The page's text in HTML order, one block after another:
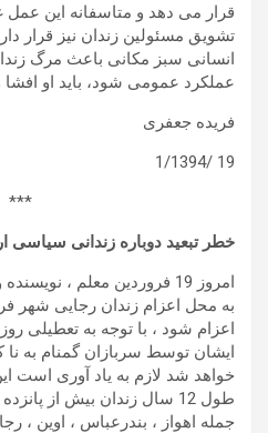
قرار می دهد و متاسفانه این عمل
تشویق مسئولین زندان نیز قرار
انسانی سبز مکانی باعث مرگ
عملکرد عمومی شود، باید او افشا
فریده جعفری
19 /1/1394
***
خطر تبعید دوباره زندانی سیاسی
امروز 19 فروردین معلم ،
به محل اعزام زندان رجایی شهر
اعزام شود ، با توجه به تعطیلی
ایشان توسط سربازان گمنام به نا
خواهد شد لازم به یاد آوری است
طول 12 سال زندان بیش از
جمله اهواز ، بندرعباس ، اوین ،